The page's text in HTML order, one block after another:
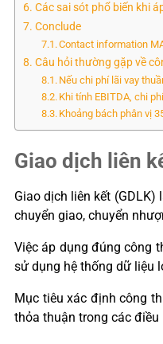
Các sai sót phổ biến khi
Conclude
Contact information
Câu hỏi thường gặp về
Nếu chi phí lãi vay
Khi tính EBITDA, chi
Khoảng bách phân vị
Giao dịch liên
Giao dịch liên kết
chuyển giao, chuyển
Việc áp dụng đúng công
sử dụng hệ thống dữ liệu
Mục tiêu xác định công
thỏa thuận trong các